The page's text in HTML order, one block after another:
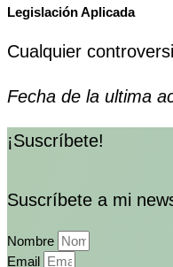
Legislación Aplicada
Cualquier
Fecha de la ultima
¡Suscríbete!
Suscríbete a mi
Nombre
Email